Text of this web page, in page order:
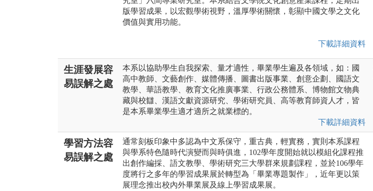
版學習成果，以宏觀學術視野，溫厚學術關懷，彰顯中國文學之文化
價值與實用功能。
下載詳細資料
生涯發展容
易誤解之處
本系以協助學生自我探索、量才適性，畢業學生遍及各領域，如：國
高中教師、文藝創作、媒體傳播、圖書出版事業、創意企劃、國語文
教學、華語教學、教育文化推廣事業、行政公務體系、博物館文物典
藏與校讎、漢語文獻資源研究、學術研究員、高等教育師資人才，皆
是本系畢業學生適才適所之就業標的。
下載詳細資料
學習方法容
易誤解之處
通常刻板印象中多認為中文系保守，重古典，輕實務，實則本系課程
與學系特色隨時代演變而與時俱進，102學年度開始就以模組化課程推
出創作編採、語文教學、學術研究三大學群來規劃課程，並於106學年
度將行之多年的學習成果展於轉型為「畢業專題製作」，近年更以策
展理念推出校內外畢業展及線上學習成果展。